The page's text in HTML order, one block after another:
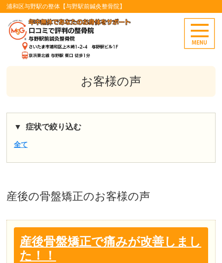
浦和区与野駅の整体【与野駅前鍼灸整骨院】
お客様の声
症状で絞り込む
全て
産後の骨盤矯正のお客様の声
産後骨盤矯正で痛みが改善しまし
た！！